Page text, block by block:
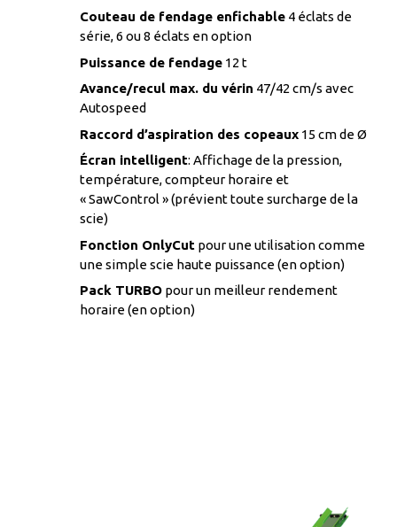
Couteau de fendage enfichable4 éclats de
série, 6 ou 8 éclats en option
Puissance de fendage12 t
Avance/recul max. du vérin 47/42 cm/s avec
Autospeed
Raccord d’aspiration des copeaux15 cm de Ø
Écran intelligent: Affichage de la pression,
température, compteur horaire et
« SawControl » (prévient toute surcharge de la
scie)
Fonction OnlyCutpour une utilisation comme
une simple scie haute puissance (en option)
Pack TURBOpour un meilleur rendement
horaire (en option)